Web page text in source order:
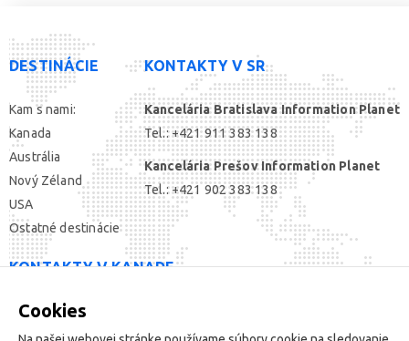
DESTINÁCIE
Kam s nami:
Kanada
Austrália
Nový Zéland
USA
Ostatné destinácie
KONTAKTY V SR
Kancelária Bratislava Information Planet
Tel.: +421 911 383 138
Kancelária Prešov Information Planet
Tel.: +421 902 383 138
KONTAKTY V KANADE
Cookies